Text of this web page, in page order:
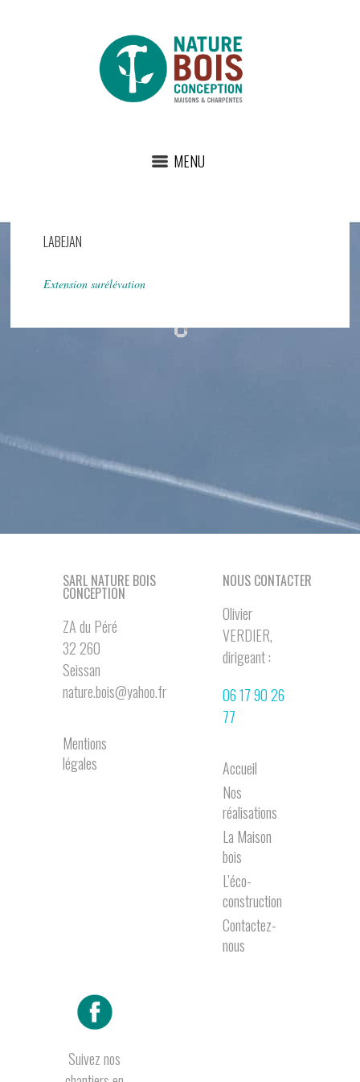
MENU
LABEJAN
Extension surélévation
SARL NATURE BOIS
CONCEPTION
ZA du Péré
32 260
Seissan
nature.bois@yahoo.fr
Mentions
légales
NOUS CONTACTER
Olivier
VERDIER,
dirigeant :
06 17 90 26
77
Accueil
Nos
réalisations
La Maison
bois
L’éco-
construction
Contactez-
nous
Suivez nos